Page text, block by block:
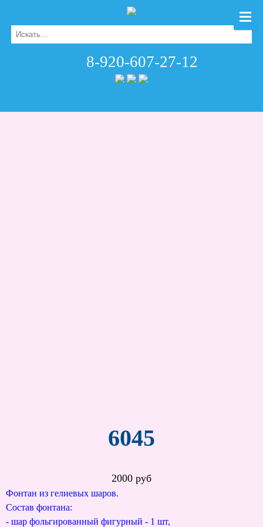
8-920-607-27-12
6045
2000 руб
Фонтан из гелиевых шаров.
Состав фонтана:
- шар фольгированный фигурный - 1 шт,